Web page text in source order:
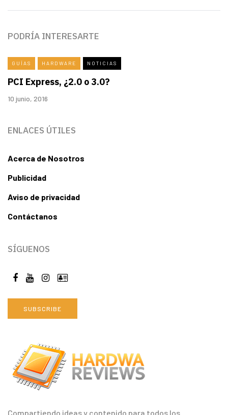
Compartiendo ideas y contenido para todos los
PODRÍA INTERESARTE
GUÍAS HARDWARE NOTICIAS
PCI Express, ¿2.0 o 3.0?
10 junio, 2016
ENLACES ÚTILES
Acerca de Nosotros
Publicidad
Aviso de privacidad
Contáctanos
SÍGUENOS
SUBSCRIBE